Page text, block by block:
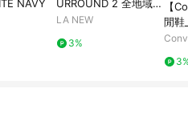
NAVY
URROUND 2 全地域機
能郊山鞋(男23061454
LA NEW
3%
【
閒鞋
官方